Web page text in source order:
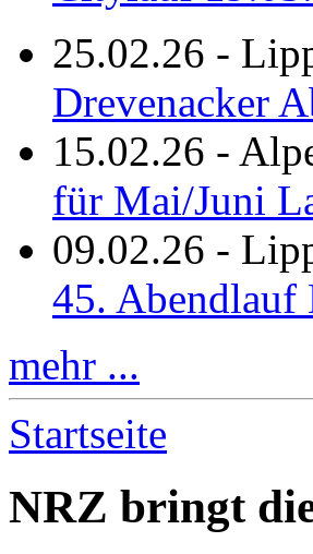
25.02.26 -
Drevenacker
15.02.26 -
für Mai/Juni
09.02.26 -
45. Abendlauf
mehr ...
Startseite
NRZ bringt